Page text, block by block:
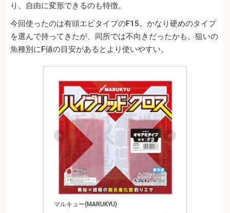
り、自由に変形できるのも特徴。
今回使ったのは有頭エビタイプのF15。かなり硬めのタイプ
を選んで持ってきたが、同所では不向きだったかも。狙いの
魚種別にF値の目安があるとより使いやすい。
マルキュー(MARUKYU)